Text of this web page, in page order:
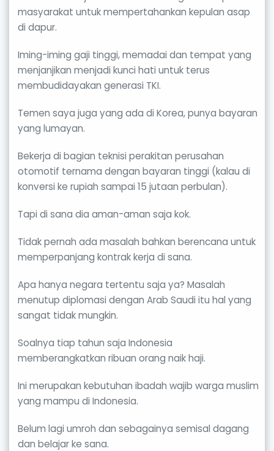
masyarakat untuk mempertahankan kepulan asap
di dapur.
Iming-iming gaji tinggi, memadai dan tempat yang
menjanjikan menjadi kunci hati untuk terus
membudidayakan generasi TKI.
Temen saya juga yang ada di Korea, punya bayaran
yang lumayan.
Bekerja di bagian teknisi perakitan perusahan
otomotif ternama dengan bayaran tinggi (kalau di
konversi ke rupiah sampai 15 jutaan perbulan).
Tapi di sana dia aman-aman saja kok.
Tidak pernah ada masalah bahkan berencana untuk
memperpanjang kontrak kerja di sana.
Apa hanya negara tertentu saja ya? Masalah
menutup diplomasi dengan Arab Saudi itu hal yang
sangat tidak mungkin.
Soalnya tiap tahun saja Indonesia
memberangkatkan ribuan orang naik haji.
Ini merupakan kebutuhan ibadah wajib warga muslim
yang mampu di Indonesia.
Belum lagi umroh dan sebagainya semisal dagang
dan belajar ke sana.